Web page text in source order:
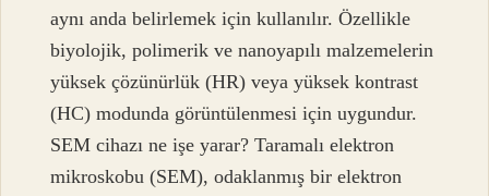
aynı anda belirlemek için kullanılır. Özellikle
biyolojik, polimerik ve nanoyapılı malzemelerin
yüksek çözünürlük (HR) veya yüksek kontrast
(HC) modunda görüntülenmesi için uygundur.
SEM cihazı ne işe yarar? Taramalı elektron
mikroskobu (SEM), odaklanmış bir elektron